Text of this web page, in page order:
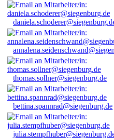
thomas.sollner@siegenburg.de
bettina.spannrad@siegenburg.de